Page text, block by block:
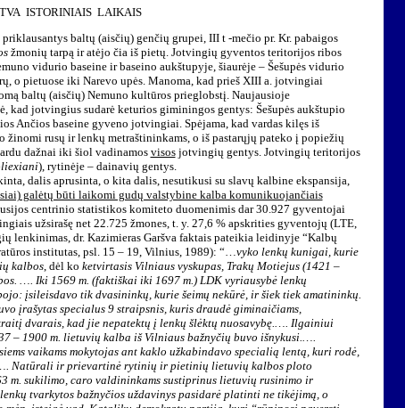
ISTORINIAIS LAIKAIS
baltų (aisčių) genčių grupei, III t -mečio pr. Kr. pabaigos
žmonių tarpą ir atėjo čia iš pietų. Jotvingių gyventos teritorijos ribos
vidurio baseine ir baseino aukštupyje, šiaurėje – Šešupės vidurio
o pietuose iki Narevo upės. Manoma, kad prieš XIII a. jotvingiai
baltų (aisčių) Nemuno kultūros prieglobstį. Naujausioje
kad jotvingius sudarė keturios giminingos gentys: Šešupės aukštupio
Ančios baseine gyveno jotvingiai. Spėjama, kad vardas kilęs iš
žinomi rusų ir lenkų metraštininkams, o iš pastarųjų pateko į popiežių
dažnai iki šiol vadinamosvisosjotvingių gentys. Jotvingių teritorijos
), rytinėje – dainavių gentys.
dalis aprusinta, o kita dalis, nesutikusi su slavų kalbine ekspansija,
galėtų būti laikomi gudų valstybine kalba komunikuojančiais
centrinio statistikos komiteto duomenimis dar 30.927 gyventojai
užsirašę net 22.725 žmones, t. y. 27,6 % apskrities gyventojų (LTE,
lenkinimas, dr. Kazimieras Garšva faktais pateikia leidinyje “Kalbų
institutas, psl. 15 – 19, Vilnius, 1989): “…vyko lenkų kunigai, kurie
kalbos, dėl ko ketvirtasis Vilniaus vyskupas, Trakų Motiejus (1421 –
…. Iki 1569 m. (faktiškai iki 1697 m.) LDK vyriausybė lenkų
įsileisdavo tik dvasininkų, kurie šeimų nekūrė, ir šiek tiek amatininkų.
įrašytas specialus 9 straipsnis, kuris draudė giminaičiams,
dvarais, kad jie nepatektų į lenkų šlėktų nuosavybę.…. Ilgainiui
– 1900 m. lietuvių kalba iš Vilniaus bažnyčių buvo išnykusi.….
vaikams mokytojas ant kaklo užkabindavo specialią lentą, kuri rodė,
Natūrali ir prievartinė rytinių ir pietinių lietuvių kalbos ploto
m. sukilimo, caro valdininkams sustiprinus lietuvių rusinimo ir
tvarkytos bažnyčios uždavinys pasidarė platinti ne tikėjimą, o